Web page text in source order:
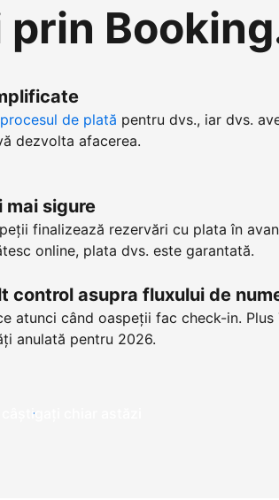
prin
de plată pentru dvs., iar dvs.
dezvolta afacerea.
mai sigure
finalizează rezervări cu plata în
online, plata dvs. este garantată.
control asupra fluxului de
atunci când oaspeții fac check-in. Plus
anulată pentru 2026.
câștigați chiar astăzi